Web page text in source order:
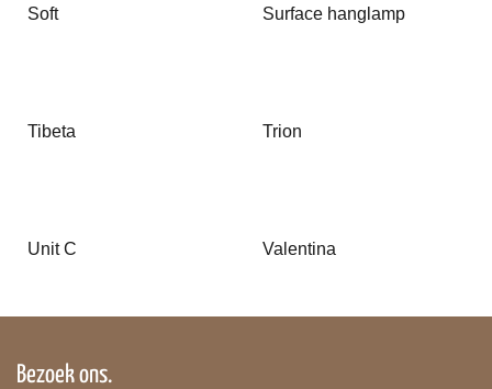
Soft Surface hanglamp
Tibeta Trion
Unit C Valentina
Bezoek ons.